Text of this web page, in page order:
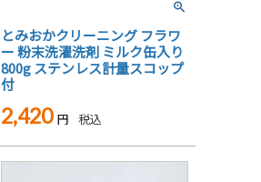
とみおかクリーニング フラワ
ー 粉末洗濯洗剤 ミルク缶入り
800g ステンレス計量スコップ
付
2,420 税込